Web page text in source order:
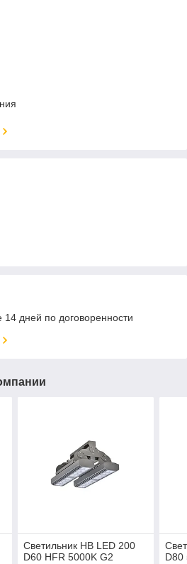
14 дней по договоренности
Светильник HB LED 200
D60 HFR 5000K G2
D80